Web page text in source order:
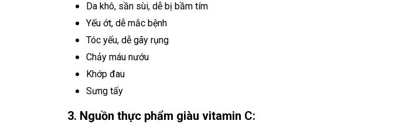
Da khô, sần sùi, dễ bị bầm tím
Yếu ớt, dễ mắc bệnh
Tóc yếu, dễ gãy rụng
Chảy máu nướu
Khớp đau
Sưng tấy
3. Nguồn thực phẩm giàu vitamin C: